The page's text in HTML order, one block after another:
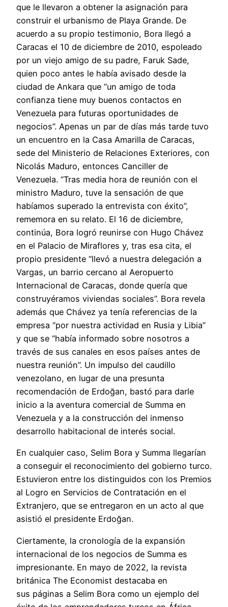
que le llevaron a obtener la asignación para
construir el urbanismo de Playa Grande. De
acuerdo a su propio testimonio, Bora llegó a
Caracas el 10 de diciembre de 2010, espoleado
por un viejo amigo de su padre, Faruk Sade,
quien poco antes le había avisado desde la
ciudad de Ankara que “un amigo de toda
confianza tiene muy buenos contactos en
Venezuela para futuras oportunidades de
negocios”. Apenas un par de días más tarde tuvo
un encuentro en la Casa Amarilla de Caracas,
sede del Ministerio de Relaciones Exteriores, con
Nicolás Maduro, entonces Canciller de
Venezuela. “Tras media hora de reunión con el
ministro Maduro, tuve la sensación de que
habíamos superado la entrevista con éxito”,
rememora en su relato. El 16 de diciembre,
continúa, Bora logró reunirse con Hugo Chávez
en el Palacio de Miraflores y, tras esa cita, el
propio presidente “llevó a nuestra delegación a
Vargas, un barrio cercano al Aeropuerto
Internacional de Caracas, donde quería que
construyéramos viviendas sociales”. Bora revela
además que Chávez ya tenía referencias de la
empresa “por nuestra actividad en Rusia y Libia”
y que se “había informado sobre nosotros a
través de sus canales en esos países antes de
nuestra reunión”. Un impulso del caudillo
venezolano, en lugar de una presunta
recomendación de Erdoğan, bastó para darle
inicio a la aventura comercial de Summa en
Venezuela y a la construcción del inmenso
desarrollo habitacional de interés social.
En cualquier caso, Selim Bora y Summa llegarían
a conseguir el reconocimiento del gobierno turco.
Estuvieron entre los distinguidos con los Premios
al Logro en Servicios de Contratación en el
Extranjero, que se entregaron en un acto al que
asistió el presidente Erdoğan.
Ciertamente, la cronología de la expansión
internacional de los negocios de Summa es
impresionante. En mayo de 2022, la revista
británica The Economist destacaba en
sus páginas a Selim Bora como un ejemplo del